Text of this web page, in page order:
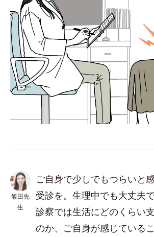
飯田先
生
ご自身で少しでもつらいと
受診を。生理中でも大丈夫
診察では生活にどのくらい
のか、ご自身が感じている